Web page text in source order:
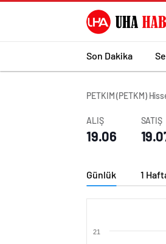
Son Dakika
PETKIM (PETKM)
ALIŞ
19.06
SATIŞ
Günlük 1
21